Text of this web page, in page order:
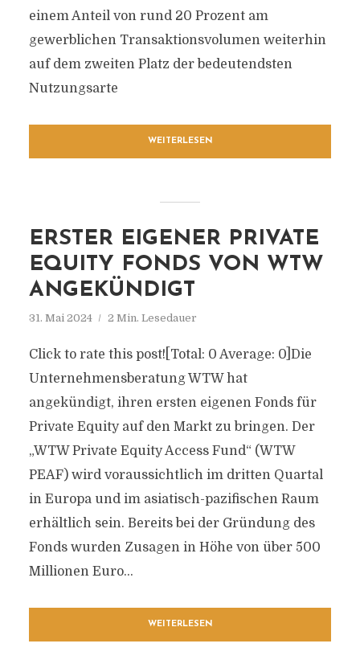
einem Anteil von rund 20 Prozent am
gewerblichen Transaktionsvolumen weiterhin
auf dem zweiten Platz der bedeutendsten
Nutzungsarte
WEITERLESEN
ERSTER EIGENER PRIVATE
EQUITY FONDS VON WTW
ANGEKÜNDIGT
31. Mai 2024 2 Min. Lesedauer
Click to rate this post![Total: 0 Average: 0]Die
Unternehmensberatung WTW hat
angekündigt, ihren ersten eigenen Fonds für
Private Equity auf den Markt zu bringen. Der
„WTW Private Equity Access Fund“ (WTW
PEAF) wird voraussichtlich im dritten Quartal
in Europa und im asiatisch-pazifischen Raum
erhältlich sein. Bereits bei der Gründung des
Fonds wurden Zusagen in Höhe von über 500
Millionen Euro...
WEITERLESEN